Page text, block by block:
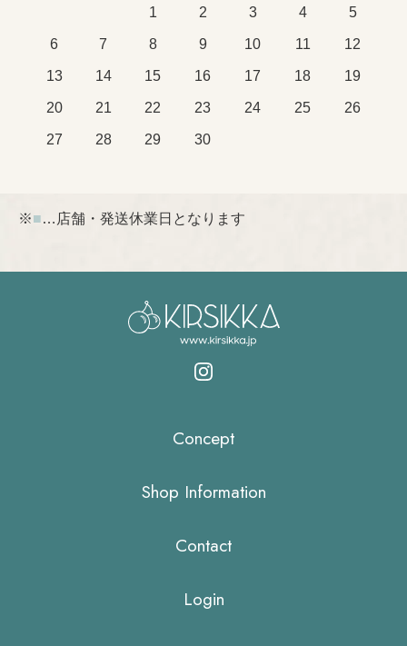
※■…店舗・発送休業日となります
1 2 3 4 5
6 7 8 9 10 11 12
13 14 15 16 17 18 19
20 21 22 23 24 25 26
27 28 29 30
Concept
Shop Information
Contact
Login